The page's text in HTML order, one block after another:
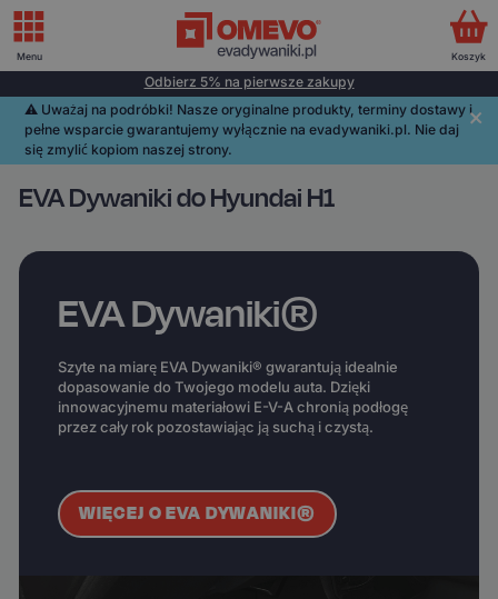
Odbierz 5% na pierwsze zakupy
⚠️️ Uważaj na podróbki! Nasze oryginalne produkty, terminy dostawy i
pełne wsparcie gwarantujemy wyłącznie na evadywaniki.pl. Nie daj
się zmylić kopiom naszej strony.
EVA Dywaniki do Hyundai H1
EVA Dywaniki®
Szyte na miarę EVA Dywaniki® gwarantują idealnie
dopasowanie do Twojego modelu auta. Dzięki
innowacyjnemu materiałowi E-V-A chronią podłogę
przez cały rok pozostawiając ją suchą i czystą.
WIĘCEJ O EVA DYWANIKI®
Menu Koszyk